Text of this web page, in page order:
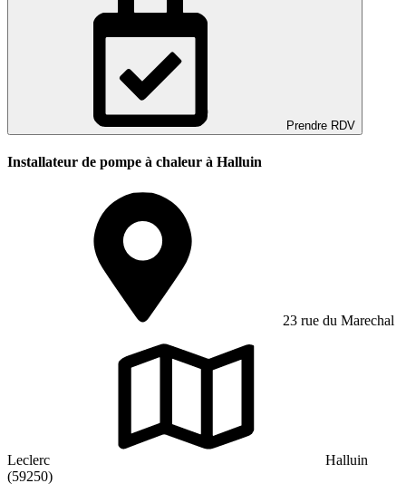
Prendre RDV
Installateur de pompe à chaleur à Halluin
23 rue du Marechal
Leclerc
Halluin
(59250)